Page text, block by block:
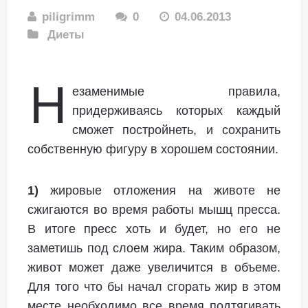
piligrimm 0
04.06.2013
Диеты
Н
езаменимые правила,
придерживаясь которых каждый
сможет постройнеть, и сохранить
собственную фигуру в хорошем состоянии.
1) жировые отложения на животе не
сжигаются во время работы мышц пресса.
В итоге пресс хоть и будет, но его не
заметишь под слоем жира. Таким образом,
живот может даже увеличится в объеме.
Для того что бы начал сгорать жир в этом